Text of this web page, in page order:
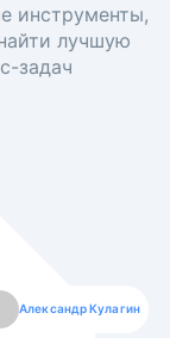
инструменты,
лучшую
задач
Александр Кулагин
Даниил Макаров
Екатерина Лазаренко
Борис Кашко
Юлия Изоитко